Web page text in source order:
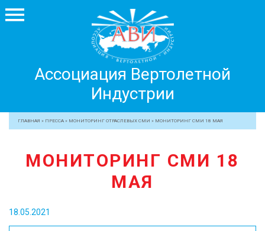
Ассоциация Вертолетной
Индустрии
Вертолетной
Индустрии
+7 499 755 99 29
ЧЛЕНЫ АВИ
ЖУРНАЛ
ГЛАВНАЯ » ПРЕССА » МОНИТОРИНГ ОТРАСЛЕВЫХ СМИ » МОНИТОРИНГ СМИ 18 МАЯ
МОНИТОРИНГ СМИ 18
МАЯ
18.05.2021